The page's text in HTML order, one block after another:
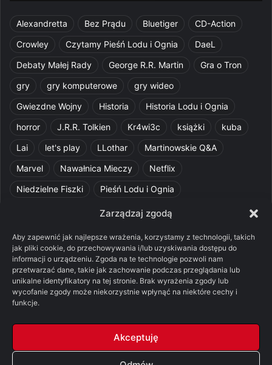
Zarządzaj zgodą
Aby zapewnić jak najlepsze wrażenia, korzystamy z technologii, takich
jak pliki cookie, do przechowywania i/lub uzyskiwania dostępu do
informacji o urządzeniu. Zgoda na te technologie pozwoli nam
przetwarzać dane, takie jak zachowanie podczas przeglądania lub
unikalne identyfikatory na tej stronie. Brak wyrażenia zgody lub
wycofanie zgody może niekorzystnie wpłynąć na niektóre cechy i
funkcje.
Akceptuję
Alexandretta Bez Prądu Bluetiger
CD-Action
Crowley
Czytamy Pieśń Lodu i Ognia
DaeL
Debaty Małej Rady
George R.R. Martin
Gra o Tron
gry
gry komputerowe
gry wideo
Gwiezdne Wojny
Historia
Historia Lodu i Ognia
horror
J.R.R. Tolkien Kr4wi3c książki
kuba
Lai
let's play LLothar
Martinowskie Q&A
Marvel
Nawałnica Mieczy
Netflix
Niedzielne Fiszki
Pieśń Lodu i Ognia
Pquelim
Pytania do maesterów
recenzja książki
Ród Smoka Silmarillion
SithFrog
Starcie Królów
Star Wars
Szalone Teorie
Tolkienowskie Q&A
Voo
Wieści z Cytadeli